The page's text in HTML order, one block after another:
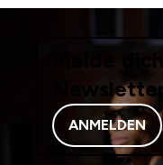
Melde
ANMELDEN